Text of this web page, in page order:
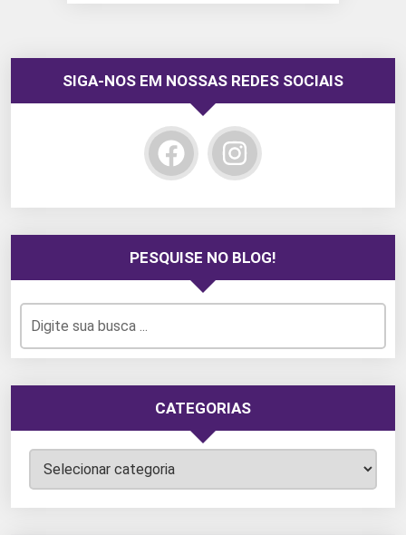
SIGA-NOS EM NOSSAS REDES SOCIAIS
PESQUISE NO BLOG!
CATEGORIAS
Categorias